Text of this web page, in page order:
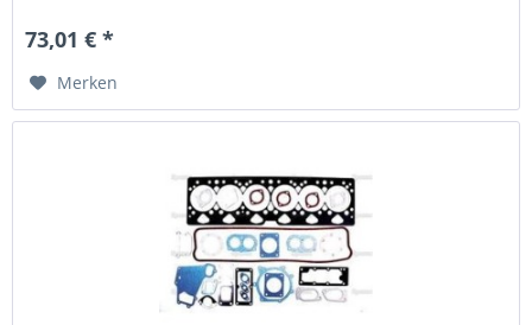
73,01 € *
Merken